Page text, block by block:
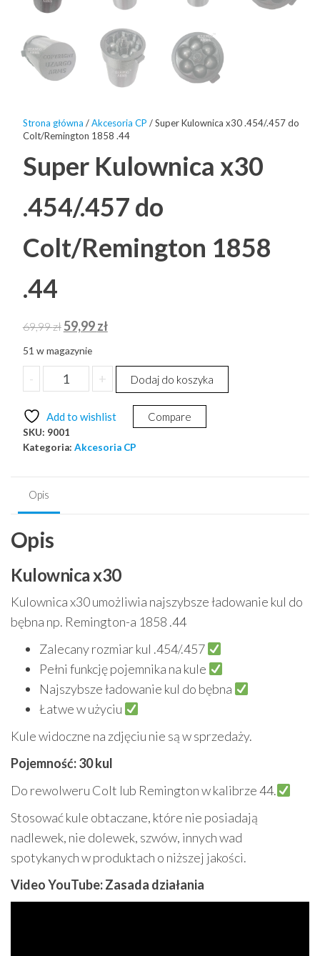
Strona główna /Akcesoria CP / Super Kulownica x30 .454/.457 do
Colt/Remington 1858 .44
Super Kulownica x30
.454/.457 do
Colt/Remington 1858
.44
69,99zł Pierwotna
cena
wynosiła:
69,99 zł.
59,99złAktualna
wynosi:
59,99 zł.
51 w magazynie
-
ilość
Super
x30
.454/.457
1858
.44
+ Dodaj do koszyka
Add to wishlist Compare
SKU: 9001
Kategoria: Akcesoria CP
Opis
Opis
Kulownica x30
Kulownica x30 umożliwia najszybsze ładowanie kul do
bębna np. Remington-a 1858 .44
Zalecany rozmiar kul .454/.457
Pełni funkcję pojemnika na kule
Najszybsze ładowanie kul do bębna
Łatwe w użyciu
Kule widoczne na zdjęciu nie są w sprzedaży.
Pojemność: 30 kul
Do rewolweru Colt lub Remington w kalibrze 44.
Stosować kule obtaczane, które nie posiadają
nadlewek, nie dolewek, szwów, innych wad
spotykanych w produktach o niższej jakości.
Video YouTube: Zasada działania